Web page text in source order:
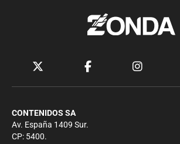
CONTENIDOS SA
Av. España 1409 Sur.
CP: 5400.